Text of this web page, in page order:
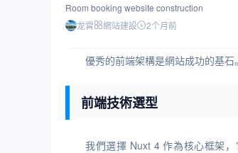
Room booking website construction
龙霄
網站建設 2个月前
優秀的前端架構是網站成功的基
前端技術選型
我們選擇 Nuxt 4 作為核心框架